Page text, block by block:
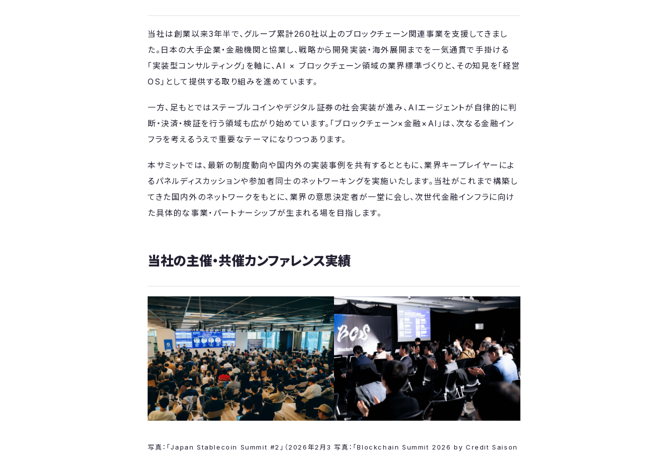
当社は創業以来3年半で、グループ累計260社以上のブロックチェーン関連事業を支援してきまし
た。日本の大手企業・金融機関と協業し、戦略から開発実装・海外展開までを一気通貫で手掛ける
「実装型コンサルティング」を軸に、AI × ブロックチェーン領域の業界標準づくりと、その知見を「経営
OS」として提供する取り組みを進めています。
一方、足もとではステーブルコインやデジタル証券の社会実装が進み、AIエージェントが自律的に判
断・決済・検証を行う領域も広がり始めています。「ブロックチェーン×金融×AI」は、次なる金融イン
フラを考えるうえで重要なテーマになりつつあります。
本サミットでは、最新の制度動向や国内外の実装事例を共有するとともに、業界キープレイヤーによ
るパネルディスカッションや参加者同士のネットワーキングを実施いたします。当社がこれまで構築し
てきた国内外のネットワークをもとに、業界の意思決定者が一堂に会し、次世代金融インフラに向け
た具体的な事業・パートナーシップが生まれる場を目指します。
当社の主催・共催カンファレンス実績
写真：「Japan Stablecoin Summit #2」（2026年2月3 写真：「Blockchain Summit 2026 by Credit Saison